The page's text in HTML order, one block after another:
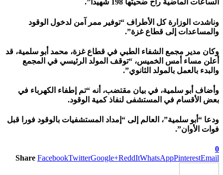
الساعات الماضية راح ضحيتها 198 شهيدا”.
وناشدت الوزارة كل الأطراف “توفير ممر آمن لدخول الوقود
والمساعدات إلى قطاع غزة”.
وكان مدير مجمع الشفاء الطبي في قطاع غزة، محمد أبو سلمية، قد
أعلن مساء أمس الخميس، “توقف المولد الرئيسي في المجمع
والبدء بالعمل بالمولد الثانوي”.
وأضاف أبو سلمية، في بيان مقتضب، أنه “تم إطفاء الكهرباء في
بعض الأقسام في المستشفى لنفاذ كمية الوقود.
ودعا “أبو سلمية”، العالم إلى “إمداد المستشفيات بالوقود فورا قبل
فوات الأوان”.
0
Share FacebookTwitterGoogle+ReddItWhatsAppPinterestEmail